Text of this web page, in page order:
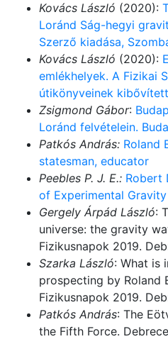
Kovács László (2020):
Loránd Ság-hegyi
Szerző kiadása,
Kovács László (2020):
emlékhelyek. A Fizikai
útikönyveinek
Zsigmond Gábor:
Loránd felvételein.
Patkós András: Roland
statesman, educator
Peebles P. J. E.: Robert
of Experimental
Gergely Árpád László:
universe: the gravity
Fizikusnapok 2019.
Szarka László: What is
prospecting by Roland
Fizikusnapok 2019.
Patkós András: The
the Fifth Force.